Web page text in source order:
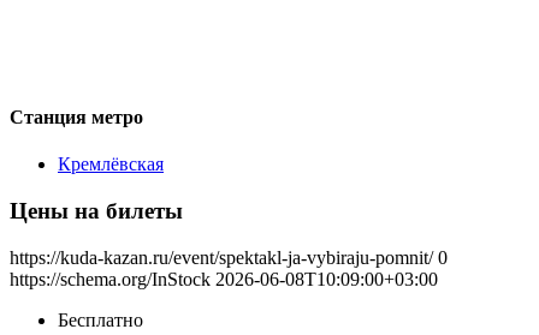
Станция метро
Кремлёвская
Цены на билеты
https://kuda-kazan.ru/event/spektakl-ja-vybiraju-pomnit/ 0
https://schema.org/InStock 2026-06-08T10:09:00+03:00
Бесплатно